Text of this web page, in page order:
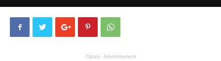
Oglasi - Advertisement